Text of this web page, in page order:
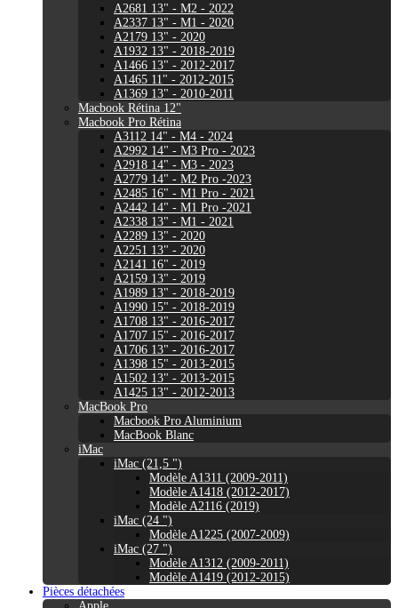
A2681 13" - M2 - 2022
A2337 13" - M1 - 2020
A2179 13" - 2020
A1932 13" - 2018-2019
A1466 13" - 2012-2017
A1465 11" - 2012-2015
A1369 13" - 2010-2011
Macbook Rétina 12"
Macbook Pro Rétina
A3112 14" - M4 - 2024
A2992 14" - M3 Pro - 2023
A2918 14" - M3 - 2023
A2779 14" - M2 Pro -2023
A2485 16" - M1 Pro - 2021
A2442 14" - M1 Pro -2021
A2338 13" - M1 - 2021
A2289 13" - 2020
A2251 13" - 2020
A2141 16" - 2019
A2159 13" - 2019
A1989 13" - 2018-2019
A1990 15" - 2018-2019
A1708 13" - 2016-2017
A1707 15" - 2016-2017
A1706 13" - 2016-2017
A1398 15" - 2013-2015
A1502 13" - 2013-2015
A1425 13" - 2012-2013
MacBook Pro
Macbook Pro Aluminium
MacBook Blanc
iMac
iMac (21,5 ")
Modèle A1311 (2009-2011)
Modèle A1418 (2012-2017)
Modèle A2116 (2019)
iMac (24 ")
Modèle A1225 (2007-2009)
iMac (27 ")
Modèle A1312 (2009-2011)
Modèle A1419 (2012-2015)
Pièces détachées